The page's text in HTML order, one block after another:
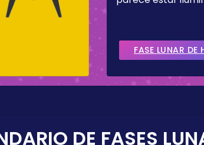
FASE LUNAR DE
DE FASES